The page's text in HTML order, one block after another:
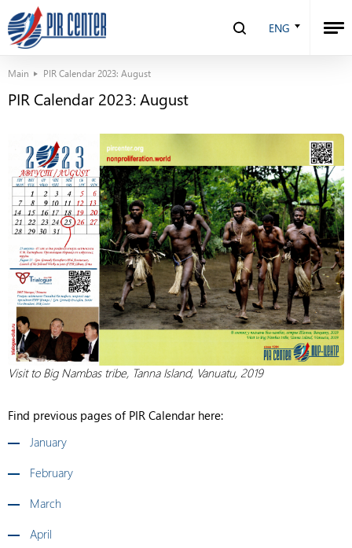
ENG
Main PIR Calendar 2023: August
PIR Calendar 2023: August
Visit to Big Nambas tribe, Tanna Island, Vanuatu, 2019
Find previous pages of PIR Calendar here:
January
February
March
April